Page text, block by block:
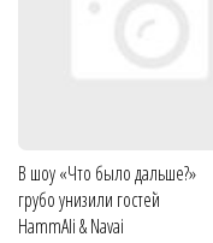
В шоу «Что было дальше?»
грубо унизили гостей
HammAli & Navai